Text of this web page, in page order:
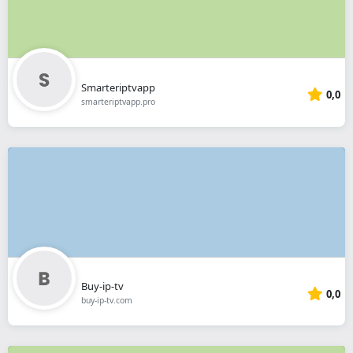
Smarteriptvapp
smarteriptvapp.pro 0,0
Buy-ip-tv
buy-ip-tv.com 0,0